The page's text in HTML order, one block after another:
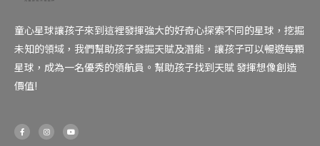
童心星球讓孩子來到這裡發揮強大的好奇心探索不同的星球，挖掘
未知的領域，我們幫助孩子發掘天賦及潛能，讓孩子可以暢遊每顆
星球，成為一名優秀的領航員。幫助孩子找到天賦 發揮想像創造
價值!
F
a
c
I
n
s
Y
o
u